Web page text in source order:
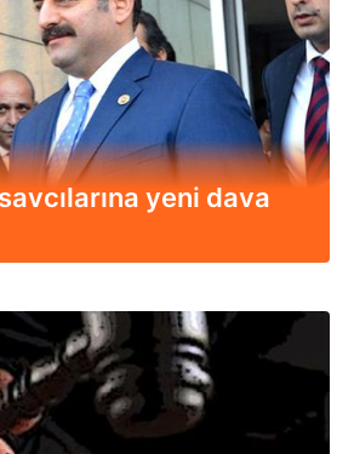
yeni dava